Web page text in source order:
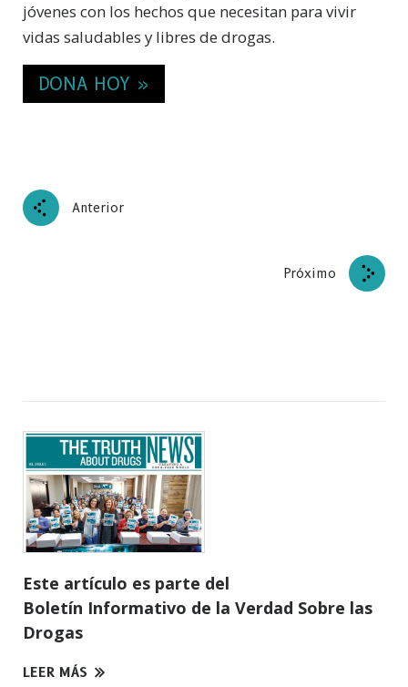
jóvenes con los hechos que necesitan para vivir
vidas saludables y libres de drogas.
DONA HOY »
Anterior
Próximo
Este artículo es parte del
Boletín Informativo de la Verdad Sobre las
Drogas
LEER MÁS